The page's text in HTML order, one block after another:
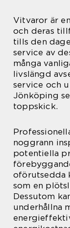
Vitvaror är
och deras
tills den
service av
många
livslängd
service och
Jönköping
toppskick.
noggrann
potentiella
oförutsedda
som en
Dessutom
underhållna